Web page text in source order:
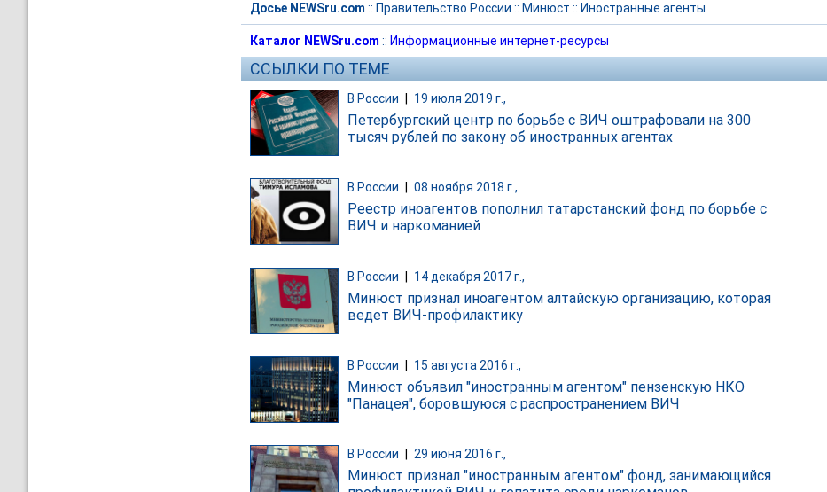
Досье NEWSru.com :: Правительство России :: Минюст :: Иностранные агенты
Каталог NEWSru.com :: Информационные интернет-ресурсы
ССЫЛКИ ПО ТЕМЕ
В России 19 июля 2019 г.,
Петербургский центр по борьбе с ВИЧ оштрафовали на 300
тысяч рублей по закону об иностранных агентах
В России 08 ноября 2018 г.,
Реестр иноагентов пополнил татарстанский фонд по борьбе с
ВИЧ и наркоманией
В России | 14 декабря 2017 г.,
Минюст признал иноагентом алтайскую организацию, которая
ведет ВИЧ-профилактику
В России 15 августа 2016 г.,
Минюст объявил "иностранным агентом" пензенскую НКО
"Панацея", боровшуюся с распространением ВИЧ
В России 29 июня 2016 г.,
Минюст признал "иностранным агентом" фонд, занимающийся